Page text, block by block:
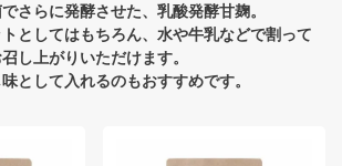
さらに発酵させた、乳酸発酵甘麹。
としてはもちろん、水や牛乳などで割って
し上がりいただけます。
として入れるのもおすすめです。